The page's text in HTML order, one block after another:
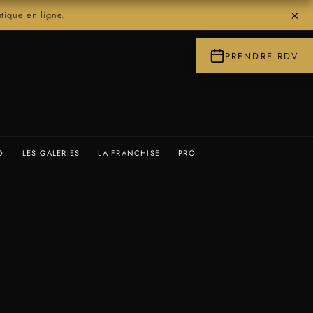
en ligne. ×
LES GALERIES LA FRANCHISE PRO
PRENDRE RDV